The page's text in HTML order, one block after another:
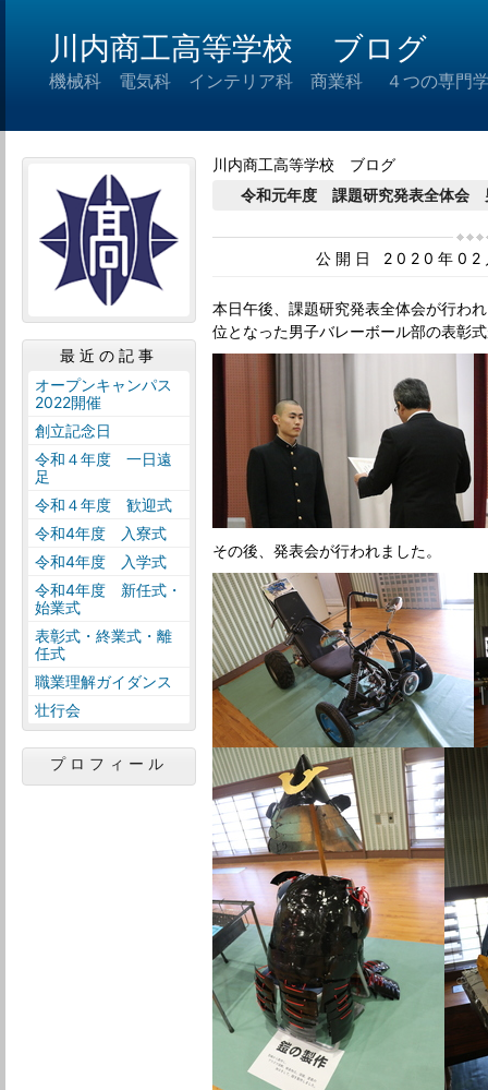
川内商工高等学校 ブログ
機械科 電気科 インテリア科 商業科 ４つの専門学
川内商工高等学校 ブログ
令和元年度 課題研究発表全体会
公開日 2020年02
本日午後、課題研究発表全体会が行わ
位となった男子バレーボール部の表彰
その後、発表会が行われました。
最近の記事
オープンキャンパス
2022開催
創立記念日
令和４年度 一日遠
足
令和４年度 歓迎式
令和4年度 入寮式
令和4年度 入学式
令和4年度 新任式・
始業式
表彰式・終業式・離
任式
職業理解ガイダンス
壮行会
プロフィール